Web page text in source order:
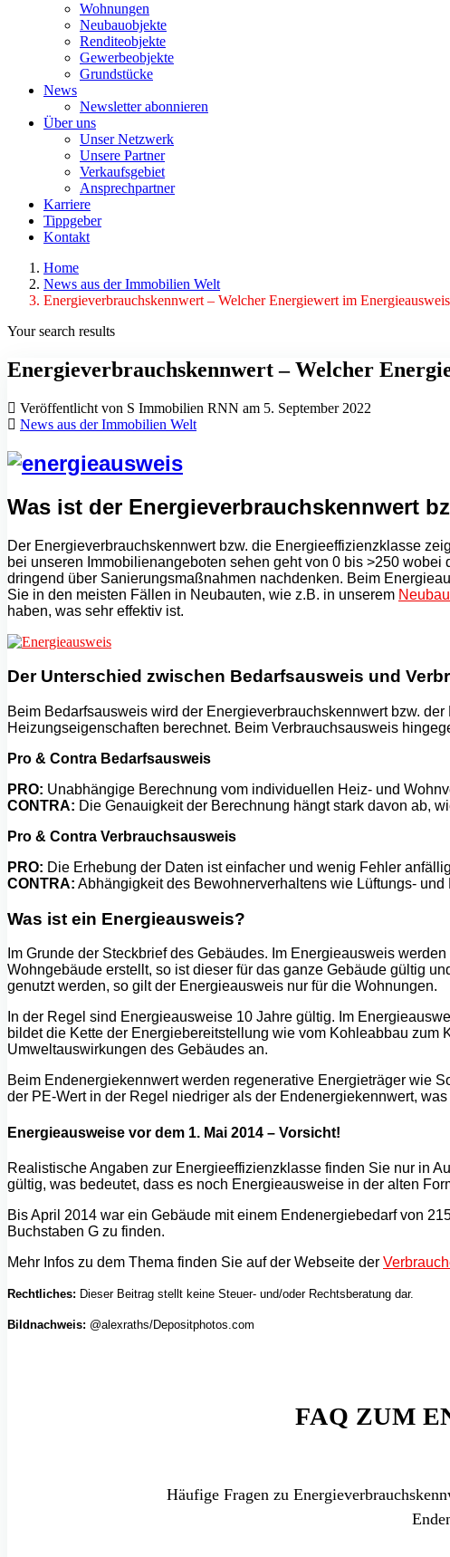
Wohnungen
Neubauobjekte
Renditeobjekte
Gewerbeobjekte
Grundstücke
News
Newsletter abonnieren
Über uns
Unser Netzwerk
Unsere Partner
Verkaufsgebiet
Ansprechpartner
Karriere
Tippgeber
Kontakt
Home
News aus der Immobilien Welt
Energieverbrauchskennwert – Welcher Energiewert im
Your search results
Energieverbrauchskennwert – Welcher
Veröffentlicht von S Immobilien RNN am 5. September 2022
News aus der Immobilien Welt
Was ist der Energieverbrauchskennwert
Der Energieverbrauchskennwert bzw. die Energieeffizienzklasse
bei unseren Immobilienangeboten sehen geht von 0 bis >250 wobei
dringend über Sanierungsmaßnahmen nachdenken. Beim
Sie in den meisten Fällen in Neubauten, wie z.B. in unserem
haben, was sehr effektiv ist.
Der Unterschied zwischen Bedarfsausweis und
Beim Bedarfsausweis wird der Energieverbrauchskennwert bzw.
Heizungseigenschaften berechnet. Beim Verbrauchsausweis
Pro & Contra Bedarfsausweis
PRO: Unabhängige Berechnung vom individuellen Heiz- und
CONTRA: Die Genauigkeit der Berechnung hängt stark davon ab,
Pro & Contra Verbrauchsausweis
PRO: Die Erhebung der Daten ist einfacher und wenig Fehler
CONTRA: Abhängigkeit des Bewohnerverhaltens wie Lüftungs- und
Was ist ein Energieausweis?
Im Grunde der Steckbrief des Gebäudes. Im Energieausweis
Wohngebäude erstellt, so ist dieser für das ganze Gebäude gültig
genutzt werden, so gilt der Energieausweis nur für die Wohnungen.
In der Regel sind Energieausweise 10 Jahre gültig. Im
bildet die Kette der Energiebereitstellung wie vom Kohleabbau
Umweltauswirkungen des Gebäudes an.
Beim Endenergiekennwert werden regenerative Energieträger wie
der PE-Wert in der Regel niedriger als der Endenergiekennwert,
Energieausweise vor dem 1. Mai 2014 – Vorsicht!
Realistische Angaben zur Energieeffizienzklasse finden Sie nur in
gültig, was bedeutet, dass es noch Energieausweise in der alten
Bis April 2014 war ein Gebäude mit einem Endenergiebedarf von
Buchstaben G zu finden.
Mehr Infos zu dem Thema finden Sie auf der Webseite der
Rechtliches: Dieser Beitrag stellt keine Steuer- und/oder Rechtsberatung dar.
Bildnachweis: @alexraths/Depositphotos.com
FAQ ZUM
Häufige Fragen zu